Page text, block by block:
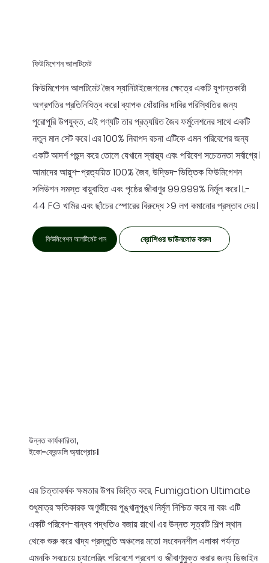
ফিউমিগেশন আলটিমেট
ফিউমিগেশন আলটিমেট জৈব স্যানিটাইজেশনের ক্ষেত্রে একটি যুগান্তকারী
অগ্রগতির প্রতিনিধিত্ব করে। ব্যাপক ধোঁয়ানির দাবির পরিস্থিতির জন্য
পুরোপুরি উপযুক্ত, এই পণ্যটি তার প্রত্যয়িত জৈব ফর্মুলেশনের সাথে একটি
নতুন মান সেট করে। এর 100% নিরাপদ রচনা এটিকে এমন পরিবেশের জন্য
একটি আদর্শ পছন্দ করে তোলে যেখানে স্বাস্থ্য এবং পরিবেশ সচেতনতা সর্বাগ্রে।
আমাদের আয়ুশ-প্রত্যয়িত 100% জৈব, উদ্ভিদ-ভিত্তিক ফিউমিগেশন
সলিউশন সমস্ত বায়ুবাহিত এবং পৃষ্ঠের জীবাণুর 99.999% নির্মূল করে। L-
44 FG খামির এবং ছাঁচের স্পোরের বিরুদ্ধে >9 লগ কমানোর প্রস্তাব দেয়।
ফিউমিগেশন আলটিমেট পান ব্রোশিওর ডাউনলোড করুন
উন্নত কার্যকারিতা,
ইকো-ফ্রেন্ডলি অ্যাপ্রোচ।
এর চিত্তাকর্ষক ক্ষমতার উপর ভিত্তি করে, Fumigation Ultimate
শুধুমাত্র ক্ষতিকারক অণুজীবের পুঙ্খানুপুঙ্খ নির্মূল নিশ্চিত করে না বরং এটি
একটি পরিবেশ-বান্ধব পদ্ধতিও বজায় রাখে। এর উন্নত সূত্রটি শিল্প স্থান
থেকে শুরু করে খাদ্য প্রস্তুতি অঞ্চলের মতো সংবেদনশীল এলাকা পর্যন্ত
এমনকি সবচেয়ে চ্যালেঞ্জিং পরিবেশে প্রবেশ ও জীবাণুমুক্ত করার জন্য ডিজাইন